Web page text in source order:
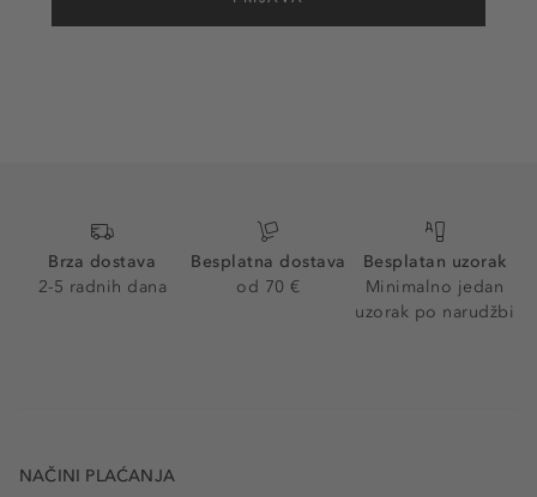
Brza dostava
2-5 radnih dana
Besplatna dostava
od 70 €
Besplatan uzorak
Minimalno jedan
uzorak po narudžbi
NAČINI PLAĆANJA